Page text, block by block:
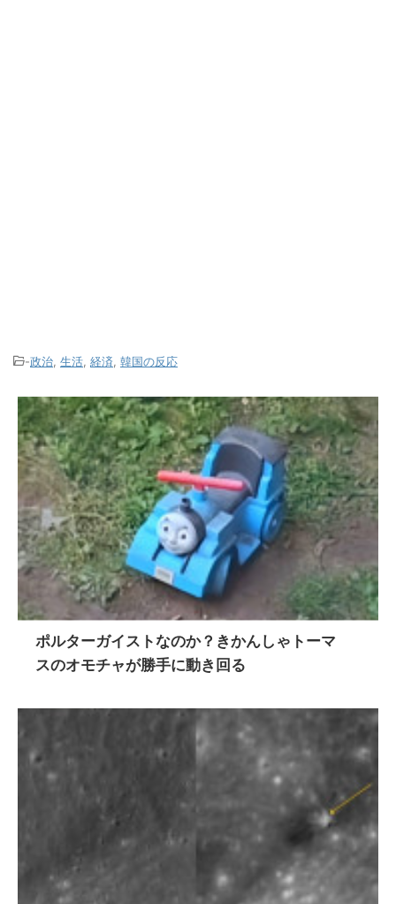
-政治 生活 経済 韓国の反応
ポルターガイストなのか？きかんしゃトーマ
スのオモチャが勝手に動き回る